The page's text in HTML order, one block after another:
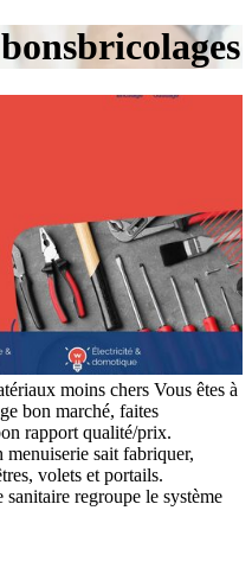
moins chers Vous êtes à
bon marché, faites
rapport qualité/prix.
sait fabriquer,
volets et portails.
regroupe le système